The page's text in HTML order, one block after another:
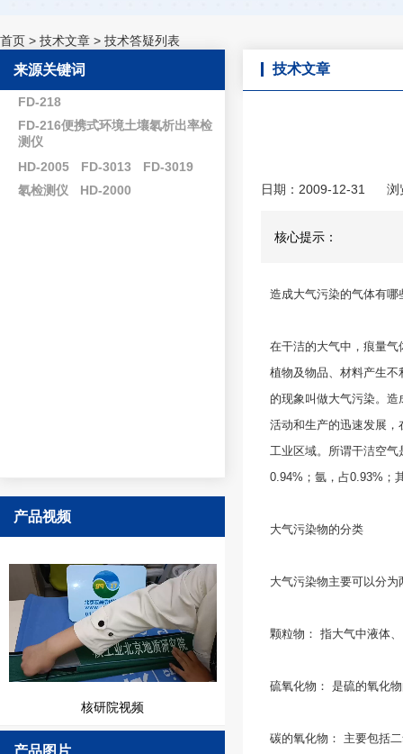
首页 > 技术文章 > 技术答疑列表
来源关键词
FD-218
FD-216便携式环境土壤氡析出率检
测仪
HD-2005
FD-3013
FD-3019
氡检测仪
HD-2000
产品视频
核研院视频
技术文章
日期：2009-12-31 浏
核心提示：
造成大气污染的气体有哪
在干洁的大气中，痕量
植物及物品、材料产生
的现象叫做大气污染。
活动和生产的迅速发展
工业区域。所谓干洁空
0.94%；氩，占0.93%；
大气污染物的分类
大气污染物主要可以分
颗粒物： 指大气中液体
硫氧化物： 是硫的氧化
碳的氧化物： 主要包括